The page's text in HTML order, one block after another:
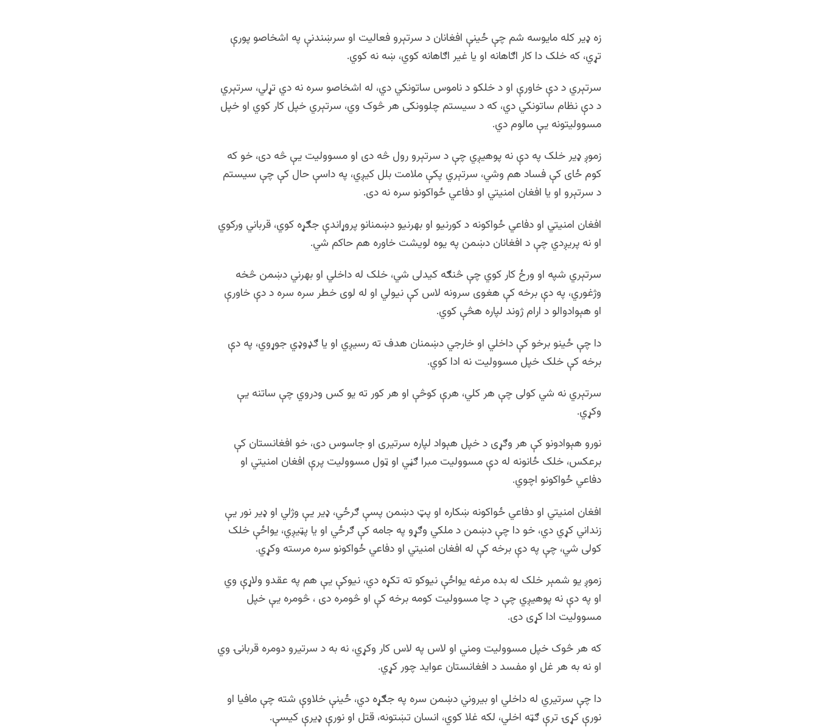
زه ډير کله مایوسه شم چې ځینې افغانان د سرتېرو فعالیت او سرښندنې په اشخاصو پورې
تړي، که خلک دا کار اګاهانه او یا غیر اګاهانه کوي، ښه نه کوي.
سرتېري د دې خاورې او د خلکو د ناموس ساتونکي دي، له اشخاصو سره نه دي تړلي، سرتېري
د دې نظام ساتونکي دي، که د سیستم چلوونکی هر څوک وي، سرتېري خپل کار کوي او خپل
مسوولیتونه یې مالوم دي.
زموږ ډير خلک په دې نه پوهیږي چې د سرتېرو رول څه دی او مسوولیت یې څه دی، خو که
کوم ځای کې فساد هم وشي، سرتېري پکې ملامت بلل کیږي، په داسې حال کې چې سیستم
د سرتېرو او یا افغان امنیتي او دفاعي ځواکونو سره نه دی.
افغان امنیتي او دفاعي ځواکونه د کورنیو او بهرنیو دښمنانو پروړاندې جګړه کوي، قرباني ورکوي
او نه پریږدي چې د افغانان دښمن په یوه لویشت خاوره هم حاکم شي.
سرتېري شپه او ورځ کار کوي چې څنګه کیدلی شي، خلک له داخلي او بهرني دښمن څخه
وژغوري، په دې برخه کې هغوی سرونه لاس کې نیولي او له لوی خطر سره سره د دې خاورې
او هېوادوالو د ارام ژوند لپاره هڅې کوي.
دا چې ځینو برخو کې داخلي او خارجي دښمنان هدف ته رسیږي او یا ګډوډي جوړوي، په دې
برخه کې خلک خپل مسوولیت نه ادا کوي.
سرتېري نه شي کولی چې هر کلي، هرې کوڅې او هر کور ته یو کس ودروي چې ساتنه یې
وکړي.
نورو هېوادونو کې هر وګړی د خپل هېواد لپاره سرتیری او جاسوس دی، خو افغانستان کې
برعکس، خلک ځانونه له دې مسوولیت مبرا ګڼي او ټول مسوولیت پرې افغان امنیتي او
دفاعي ځواکونو اچوي.
افغان امنیتي او دفاعي ځواکونه ښکاره او پټ دښمن پسې ګرځي، ډير یې وژلي او ډير نور یې
زنداني کړي دي، خو دا چې دښمن د ملکي وګړو په جامه کې ګرځي او یا پټيږي، یواځې خلک
کولی شي، چې په دې برخه کې له افغان امنیتي او دفاعي ځواکونو سره مرسته وکړي.
زموږ یو شمېر خلک له بده مرغه یواځې نیوکو ته تکړه دي، نیوکې یې هم په عقدو ولاړې وي
او په دې نه پوهیږي چې د چا مسوولیت کومه برخه کې او څومره دی ، څومره یې خپل
مسوولیت ادا کړی دی.
که هر څوک خپل مسوولیت ومني او لاس په لاس کار وکړي، نه به د سرتيرو دومره قربانۍ وي
او نه به هر غل او مفسد د افغانستان عواید چور کړي.
دا چې سرتيري له داخلي او بیروني دښمن سره په جګړه دي، ځینې خلاوې شته چې مافیا او
نورې کړۍ ترې ګټه اخلي، لکه غلا کوي، انسان تښتونه، قتل او نورې ډيرې کیسې.